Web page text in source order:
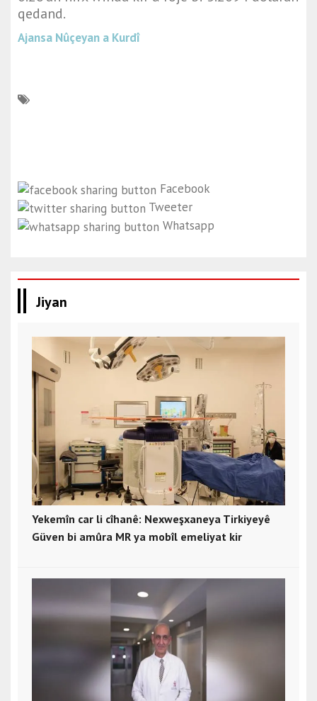
qedand.
Ajansa Nûçeyan a Kurdî
Facebook
Tweeter
Whatsapp
Jiyan
Yekemîn car li cîhanê: Nexweşxaneya Tirkiyeyê
Güven bi amûra MR ya mobîl emeliyat kir